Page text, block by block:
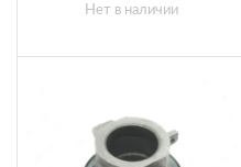
Нет в наличии